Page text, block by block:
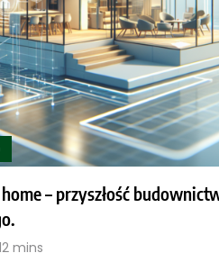
– przyszłość
mins